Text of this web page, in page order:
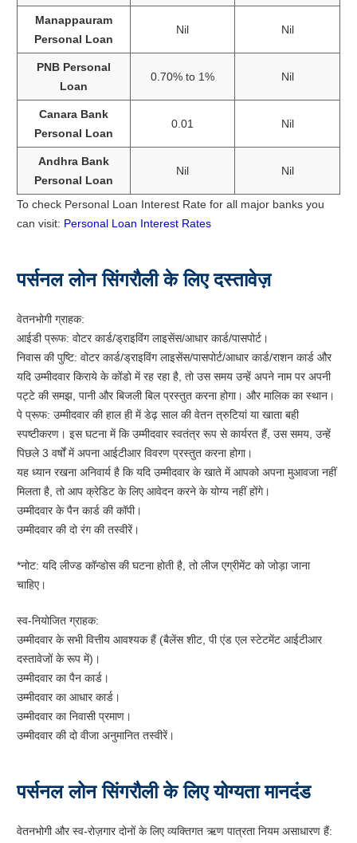
Manappauram
Personal Loan
Nil Nil
PNB Personal
Loan
0.70% to 1% Nil
Canara Bank
Personal Loan
0.01 Nil
Andhra Bank
Personal Loan
Nil Nil
To check Personal Loan Interest Rate for all major banks you
can visit: Personal Loan Interest Rates
पर्सनल लोन सिंगरौली के लिए दस्तावेज़
वेतनभोगी ग्राहक:
आईडी प्रूफ: वोटर कार्ड/ड्राइविंग लाइसेंस/आधार कार्ड/पासपोर्ट।
निवास की पुष्टि: वोटर कार्ड/ड्राइविंग लाइसेंस/पासपोर्ट/आधार कार्ड/राशन कार्ड और
यदि उम्मीदवार किराये के कोंडो में रह रहा है, तो उस समय उन्हें अपने नाम पर अपनी
पट्टे की समझ, पानी और बिजली बिल प्रस्तुत करना होगा। और मालिक का स्थान।
पे प्रूफ: उम्मीदवार की हाल ही में डेढ़ साल की वेतन त्रुटियां या खाता बही
स्पष्टीकरण। इस घटना में कि उम्मीदवार स्वतंत्र रूप से कार्यरत हैं, उस समय, उन्हें
पिछले 3 वर्षों में अपना आईटीआर विवरण प्रस्तुत करना होगा।
यह ध्यान रखना अनिवार्य है कि यदि उम्मीदवार के खाते में आपको अपना मुआवजा नहीं
मिलता है, तो आप क्रेडिट के लिए आवेदन करने के योग्य नहीं होंगे।
उम्मीदवार के पैन कार्ड की कॉपी।
उम्मीदवार की दो रंग की तस्वीरें।
*नोट: यदि लीज्ड कॉन्डोस की घटना होती है, तो लीज एग्रीमेंट को जोड़ा जाना
चाहिए।
स्व-नियोजित ग्राहक:
उम्मीदवार के सभी वित्तीय आवश्यक हैं (बैलेंस शीट, पी एंड एल स्टेटमेंट आईटीआर
दस्तावेजों के रूप में)।
उम्मीदवार का पैन कार्ड।
उम्मीदवार का आधार कार्ड।
उम्मीदवार का निवासी प्रमाण।
उम्मीदवार की दो वीजा अनुमानित तस्वीरें।
पर्सनल लोन सिंगरौली के लिए योग्यता मानदंड
वेतनभोगी और स्व-रोज़गार दोनों के लिए व्यक्तिगत ऋण पात्रता नियम असाधारण हैं: